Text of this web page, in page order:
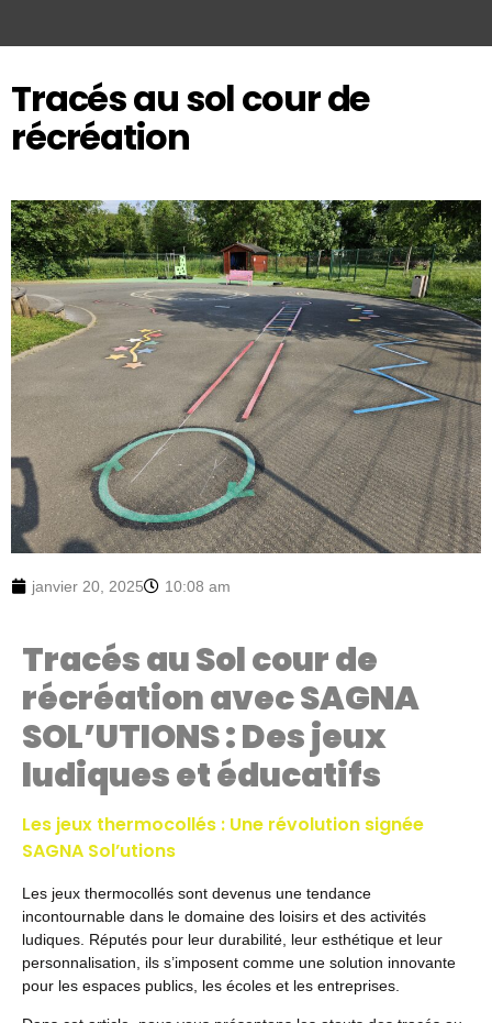
Tracés au sol cour de
récréation
janvier 20, 2025 10:08 am
Tracés au Sol cour de
récréation avecSAGNA
SOL’UTIONS: Des jeux
ludiques et éducatifs
Les jeux thermocollés : Une révolution signée
SAGNA Sol’utions
Les jeux thermocollés sont devenus une tendance
incontournable dans le domaine des loisirs et des activités
ludiques. Réputés pour leur durabilité, leur esthétique et leur
personnalisation, ils s’imposent comme une solution innovante
pour les espaces publics, les écoles et les entreprises.